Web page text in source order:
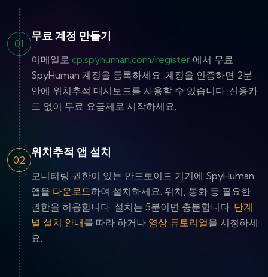
01
무료 계정 만들기
이메일로 cp.spyhuman.com/register 에서 무료
SpyHuman 계정을 등록하세요. 계정을 인증하면 2분
안에 위치추적 대시보드를 사용할 수 있습니다. 신용카
드 없이 무료 요금제로 시작하세요.
02
위치추적 앱 설치
모니터링 권한이 있는 안드로이드 기기에 SpyHuman
앱을 다운로드하여 설치하세요. 위치, 통화 등 필요한
권한을 허용합니다. 설치는 5분이면 충분합니다. 단계
별 설치 안내를 따라 하거나 영상 튜토리얼을 시청하세
요.